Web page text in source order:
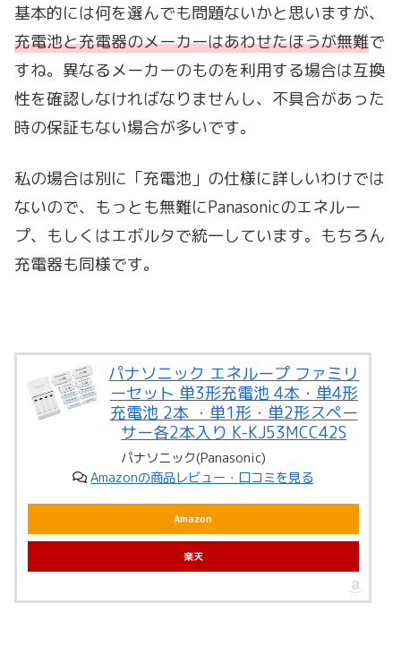
基本的には何を選んでも問題ないかと思いますが、
充電池と充電器のメーカーはあわせたほうが無難で
すね。異なるメーカーのものを利用する場合は互換
性を確認しなければなりませんし、不具合があった
時の保証もない場合が多いです。
私の場合は別に「充電池」の仕様に詳しいわけでは
ないので、もっとも無難にPanasonicのエネルー
プ、もしくはエボルタで統一しています。もちろん
充電器も同様です。
パナソニック エネループ ファミリ
ーセット 単3形充電池 4本・単4形
充電池 2本 ・単1形・単2形スペー
サー各2本入り K-KJ53MCC42S
パナソニック(Panasonic)
Amazonの商品レビュー・口コミを見る
Amazon
楽天